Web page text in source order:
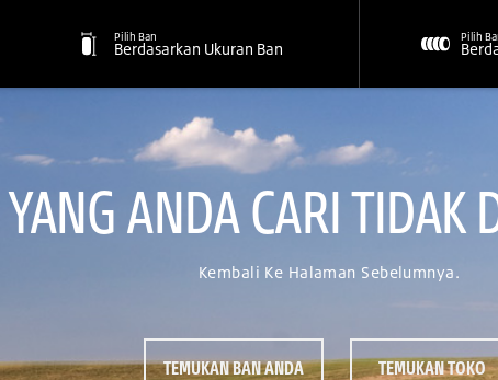
Pilih Ban
Berdasarkan Ukuran Ban
Pilih
ANDA CARI TIDAK
Kembali Ke Halaman Sebelumnya.
TEMUKAN BAN ANDA TEMUKAN TOKO